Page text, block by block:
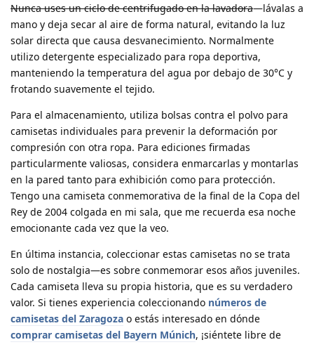
Nunca uses un ciclo de centrifugado en la lavadora—lávalas a
mano y deja secar al aire de forma natural, evitando la luz
solar directa que causa desvanecimiento. Normalmente
utilizo detergente especializado para ropa deportiva,
manteniendo la temperatura del agua por debajo de 30°C y
frotando suavemente el tejido.
Para el almacenamiento, utiliza bolsas contra el polvo para
camisetas individuales para prevenir la deformación por
compresión con otra ropa. Para ediciones firmadas
particularmente valiosas, considera enmarcarlas y montarlas
en la pared tanto para exhibición como para protección.
Tengo una camiseta conmemorativa de la final de la Copa del
Rey de 2004 colgada en mi sala, que me recuerda esa noche
emocionante cada vez que la veo.
En última instancia, coleccionar estas camisetas no se trata
solo de nostalgia—es sobre conmemorar esos años juveniles.
Cada camiseta lleva su propia historia, que es su verdadero
valor. Si tienes experiencia coleccionando números de
camisetas del Zaragoza o estás interesado en dónde
comprar camisetas del Bayern Múnich, ¡siéntete libre de